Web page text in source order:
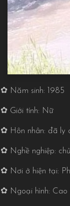
✿ Năm sinh: 1985
✿ Giới tính: Nữ
✿ Hôn nhân: đã ly
✿ Nghề nghiệp:
✿ Nơi ở hiện tại:
✿ Ngoại hình: Cao